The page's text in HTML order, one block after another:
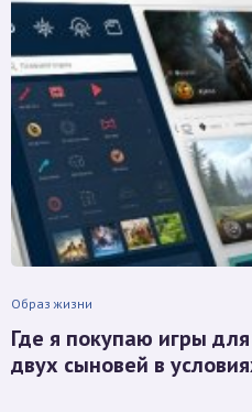
Образ жизни
Где я покупаю игры
двух сыновей в